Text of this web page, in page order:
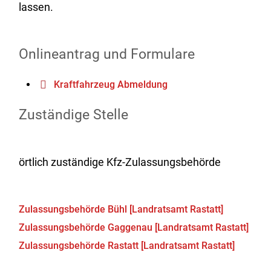
lassen.
Onlineantrag und Formulare
Kraftfahrzeug Abmeldung
Zuständige Stelle
örtlich zuständige Kfz-Zulassungsbehörde
Zulassungsbehörde Bühl [Landratsamt Rastatt]
Zulassungsbehörde Gaggenau [Landratsamt Rastatt]
Zulassungsbehörde Rastatt [Landratsamt Rastatt]